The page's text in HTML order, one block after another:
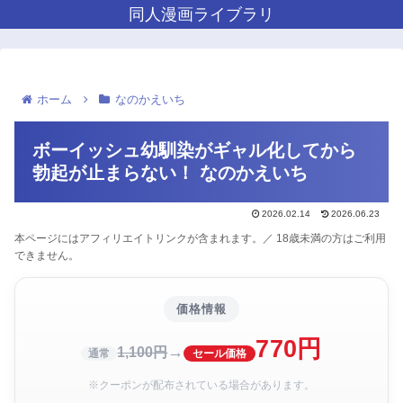
同人漫画ライブラリ
ホーム なのかえいち
ボーイッシュ幼馴染がギャル化してから
勃起が止まらない！ なのかえいち
2026.02.14 2026.06.23
本ページにはアフィリエイトリンクが含まれます。／ 18歳未満の方はご利用
できません。
価格情報
通常 1,100円→ セール価格 770円
※クーポンが配布されている場合があります。